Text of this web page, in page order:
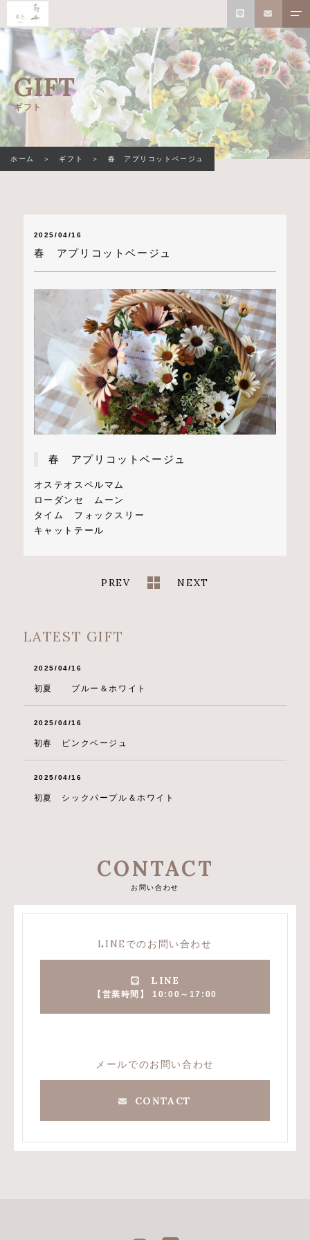
GIFT
ギフト
ホーム ギフト 春 アプリコットベージュ
2025/04/16
春 アプリコットベージュ
春 アプリコットベージュ
オステオスペルマム
ローダンセ ムーン
タイム フォックスリー
キャットテール
PREV NEXT
LATEST GIFT
2025/04/16
初夏 ブルー＆ホワイト
2025/04/16
初春 ピンクベージュ
2025/04/16
初夏 シックパープル＆ホワイト
CONTACT
お問い合わせ
LINEでのお問い合わせ
LINE
【営業時間】 10:00～17:00
メールでのお問い合わせ
CONTACT